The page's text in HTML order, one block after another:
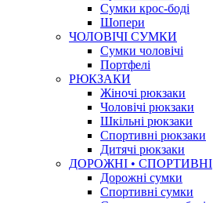
Сумки крос-боді
Шопери
ЧОЛОВІЧІ СУМКИ
Сумки чоловічі
Портфелі
РЮКЗАКИ
Жіночі рюкзаки
Чоловічі рюкзаки
Шкільні рюкзаки
Спортивні рюкзаки
Дитячі рюкзаки
ДОРОЖНІ • СПОРТИВНІ
Дорожні сумки
Спортивні сумки